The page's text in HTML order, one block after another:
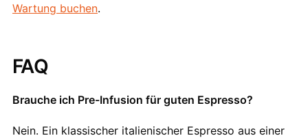
Wartung buchen.
FAQ
Brauche ich Pre-Infusion für guten Espresso?
Nein. Ein klassischer italienischer Espresso aus einer